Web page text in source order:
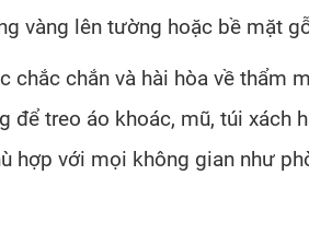
vàng lên tường hoặc bề mặt
chắn và hài hòa về thẩm
treo áo khoác, mũ, túi xách
hợp với mọi không gian như